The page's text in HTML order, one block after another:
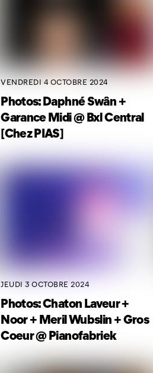
VENDREDI 4 OCTOBRE 2024
Photos: Daphné Swân +
Garance Midi @ Bxl Central
[Chez PIAS]
JEUDI 3 OCTOBRE 2024
Photos: Chaton Laveur +
Noor + Meril Wubslin + Gros
Coeur @ Pianofabriek